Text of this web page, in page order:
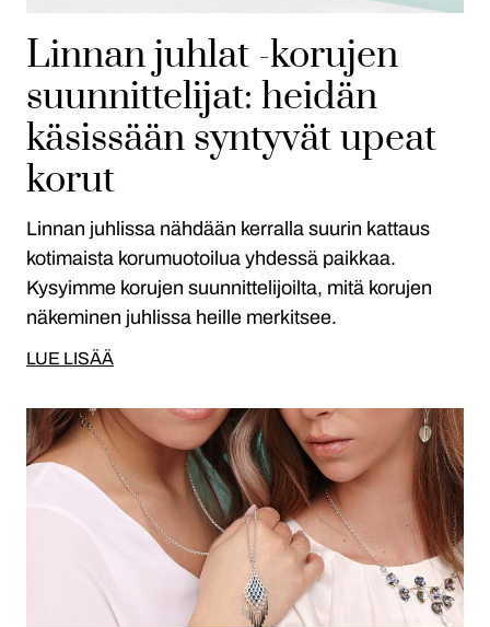
Linnan juhlat -korujen
suunnittelijat: heidän
käsissään syntyvät upeat
korut
Linnan juhlissa nähdään kerralla suurin kattaus
kotimaista korumuotoilua yhdessä paikkaa.
Kysyimme korujen suunnittelijoilta, mitä korujen
näkeminen juhlissa heille merkitsee.
LUE LISÄÄ